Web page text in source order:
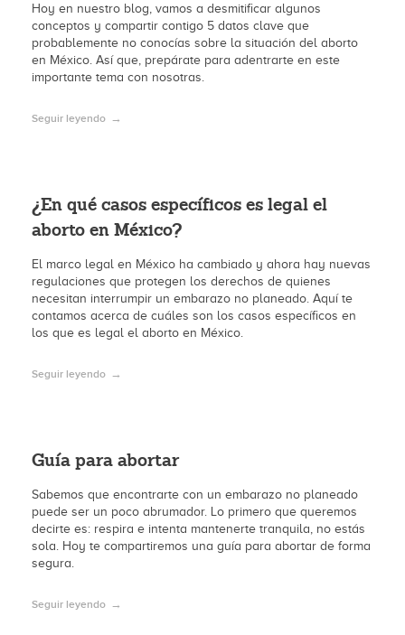
Hoy en nuestro blog, vamos a desmitificar algunos
conceptos y compartir contigo 5 datos clave que
probablemente no conocías sobre la situación del aborto
en México. Así que, prepárate para adentrarte en este
importante tema con nosotras.
Seguir leyendo
¿En qué casos específicos es legal el
aborto en México?
El marco legal en México ha cambiado y ahora hay nuevas
regulaciones que protegen los derechos de quienes
necesitan interrumpir un embarazo no planeado. Aquí te
contamos acerca de cuáles son los casos específicos en
los que es legal el aborto en México.
Seguir leyendo
Guía para abortar
Sabemos que encontrarte con un embarazo no planeado
puede ser un poco abrumador. Lo primero que queremos
decirte es: respira e intenta mantenerte tranquila, no estás
sola. Hoy te compartiremos una guía para abortar de forma
segura.
Seguir leyendo